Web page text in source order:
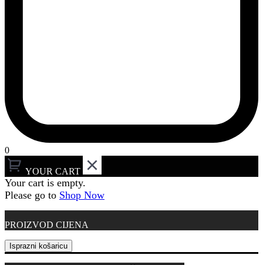
0
YOUR CART
Your cart is empty.
Please go to Shop Now
PROIZVOD CIJENA
Isprazni košaricu